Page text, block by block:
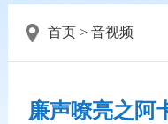
首页> 音视频
廉声嘹亮之阿